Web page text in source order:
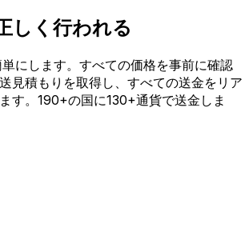
しく行われる
にします。すべての価格を事前に確認
見積もりを取得し、すべての送金をリア
す。190+の国に130+通貨で送金しま